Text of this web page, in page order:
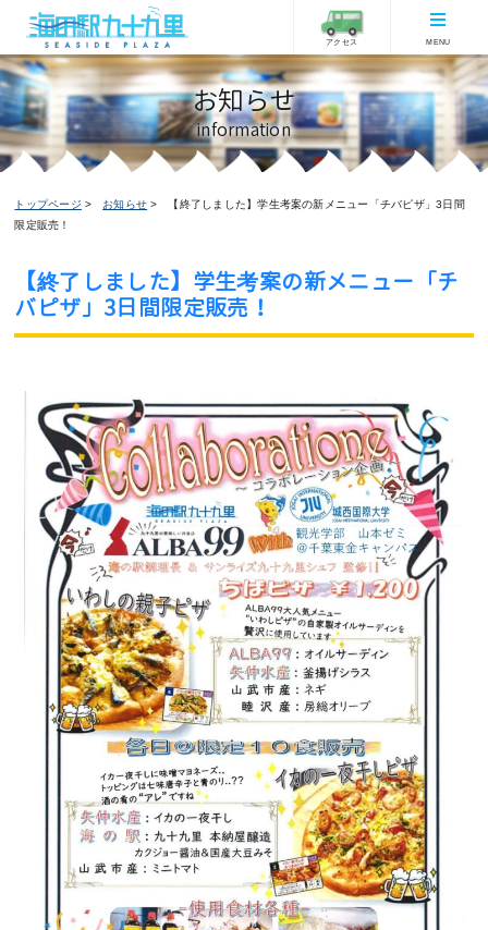
アクセス MENU
お知らせ
information
トップページ お知らせ
【終了しました】学生考案の新メニュー「チバピザ」3日間
限定販売！
【終了しました】学生考案の新メニュー「チ
バピザ」3日間限定販売！